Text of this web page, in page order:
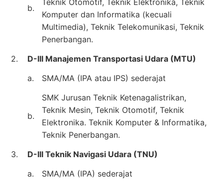
b.
Komputer dan Informatika (kecuali
Multimedia), Teknik Telekomunikasi, Teknik
Penerbangan.
2.
D-III Manajemen Transportasi Udara (MTU)
a.
SMA/MA (IPA atau IPS) sederajat
b.
SMK Jurusan Teknik Ketenagalistrikan,
Teknik Mesin, Teknik Otomotif, Teknik
Elektronika. Teknik Komputer & Informatika,
Teknik Penerbangan.
3.
D-III Teknik Navigasi Udara (TNU)
a.
SMA/MA (IPA) sederajat